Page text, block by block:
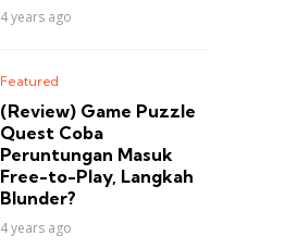
4 years ago
Featured
(Review) Game Puzzle
Quest Coba
Peruntungan Masuk
Free-to-Play, Langkah
Blunder?
4 years ago